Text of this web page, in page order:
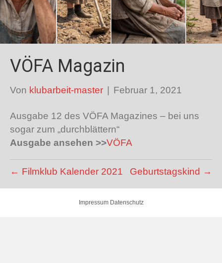
VÖFA Magazin
Von klubarbeit-master | Februar 1, 2021
Ausgabe 12 des VÖFA Magazines – bei uns
sogar zum „durchblättern“
Ausgabe ansehen >>VÖFA
← Filmklub Kalender 2021 Geburtstagskind →
Impressum Datenschutz